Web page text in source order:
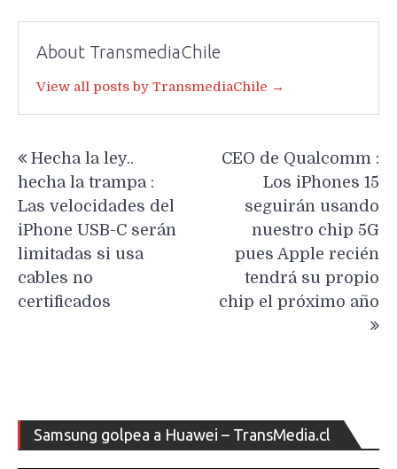
About TransmediaChile
View all posts by TransmediaChile →
de
entradas
Hecha la ley..
hecha la trampa :
Las velocidades del
iPhone USB-C serán
limitadas si usa
cables no
certificados
CEO de Qualcomm :
Los iPhones 15
seguirán usando
nuestro chip 5G
pues Apple recién
tendrá su propio
chip el próximo año
Samsung golpea a Huawei – TransMedia.cl
de